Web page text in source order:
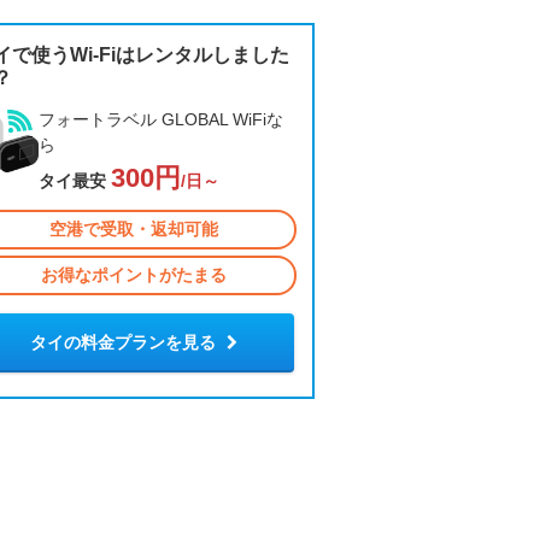
で使うWi-Fiはレンタルしました
フォートラベル GLOBAL WiFiな
ら
タイ最安 300円 /日～
空港で受取・返却可能
お得なポイントがたまる
タイの料金プランを見る